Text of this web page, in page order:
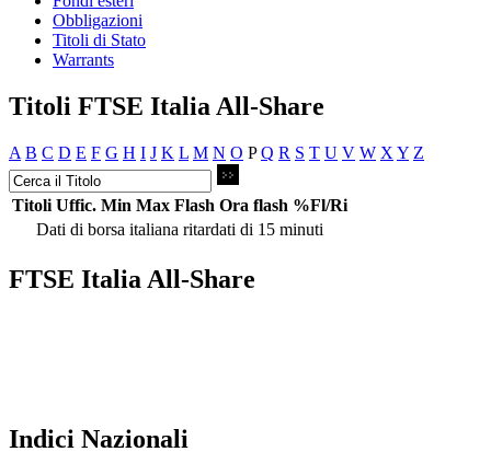
Obbligazioni
Titoli di Stato
Warrants
Titoli FTSE Italia All-Share
A B C D E F G H I J K L M N O PQ R S T U V W X Y Z
Titoli Uffic. Min Max Flash Ora flash %Fl/Ri
Dati di borsa italiana ritardati di 15 minuti
FTSE Italia All-Share
Indici Nazionali